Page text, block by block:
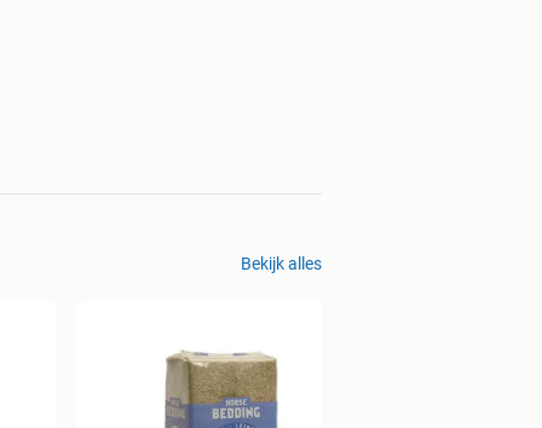
Bekijk alles